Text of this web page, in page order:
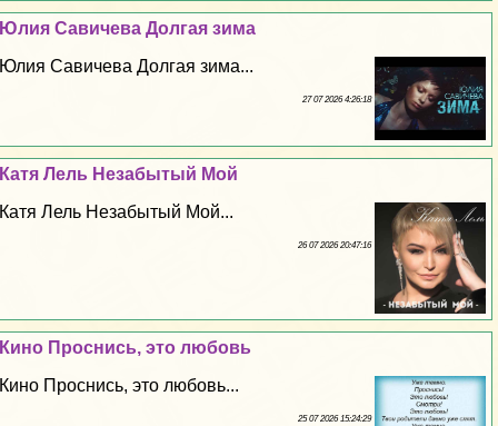
Юлия Савичева Долгая зима
Юлия Савичева Долгая зима...
27 07 2026 4:26:18
Катя Лель Незабытый Мой
Катя Лель Незабытый Мой...
26 07 2026 20:47:16
Кино Проснись, это любовь
Кино Проснись, это любовь...
25 07 2026 15:24:29